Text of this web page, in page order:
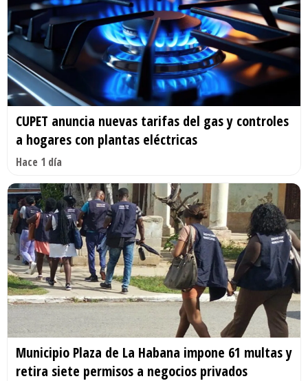
CUPET anuncia nuevas tarifas del gas y controles
a hogares con plantas eléctricas
Hace 1 día
Municipio Plaza de La Habana impone 61 multas y
retira siete permisos a negocios privados